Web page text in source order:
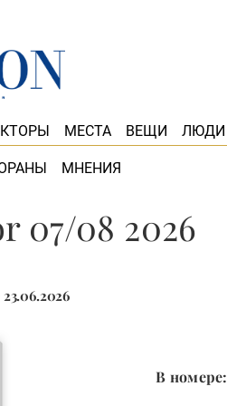
МЕСТА ВЕЩИ ЛЮДИ
МНЕНИЯ
07/08 2026
В номере: